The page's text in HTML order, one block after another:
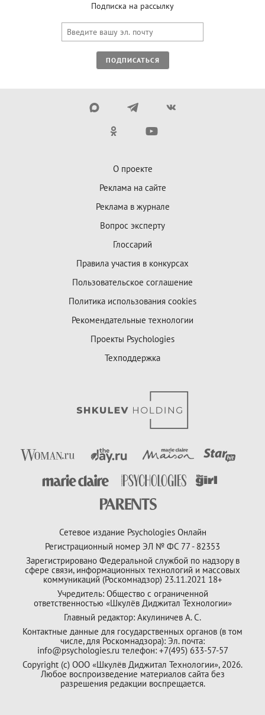
Подписка на рассылку
ПОДПИСАТЬСЯ
О проекте
Реклама на сайте
Реклама в журнале
Вопрос эксперту
Глоссарий
Правила участия в конкурсах
Пользовательское соглашение
Политика использования cookies
Рекомендательные технологии
Проекты Psychologies
Техподдержка
Сетевое издание Psychologies Онлайн
Регистрационный номер ЭЛ № ФС 77 - 82353
Зарегистрировано Федеральной службой по надзору в
сфере связи, информационных технологий и массовых
коммуникаций (Роскомнадзор) 23.11.2021 18+
Учредитель: Общество с ограниченной
ответственностью «Шкулёв Диджитал Технологии»
Главный редактор: Акулиничев А. С.
Контактные данные для государственных органов (в том
числе, для Роскомнадзора): Эл. почта:
info@psychologies.ru телефон: +7(495) 633-57-57
Copyright (с) ООО «Шкулёв Диджитал Технологии», 2026.
Любое воспроизведение материалов сайта без
разрешения редакции воспрещается.